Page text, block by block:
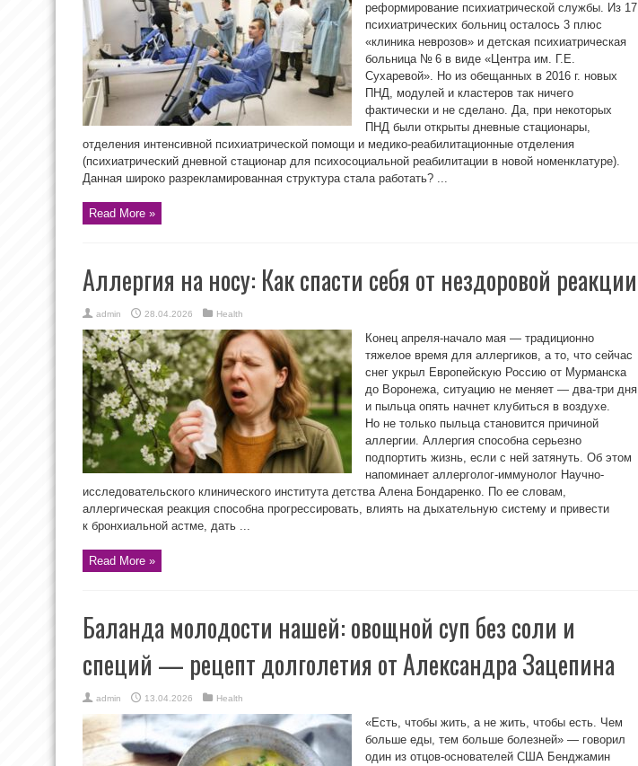
реформирование психиатрической службы. Из 17
психиатрических больниц осталось 3 плюс
«клиника неврозов» и детская психиатрическая
больница № 6 в виде «Центра им. Г.Е.
Сухаревой». Но из обещанных в 2016 г. новых
ПНД, модулей и кластеров так ничего
фактически и не сделано. Да, при некоторых
ПНД были открыты дневные стационары,
отделения интенсивной психиатрической помощи и медико-реабилитационные отделения
(психиатрический дневной стационар для психосоциальной реабилитации в новой номенклатуре).
Данная широко разрекламированная структура стала работать? ...
Read More »
Аллергия на носу: Как спасти себя от нездоровой реакции
admin 28.04.2026 Health
Конец апреля-начало мая — традиционно
тяжелое время для аллергиков, а то, что сейчас
снег укрыл Европейскую Россию от Мурманска
до Воронежа, ситуацию не меняет — два-три дня
и пыльца опять начнет клубиться в воздухе.
Но не только пыльца становится причиной
аллергии. Аллергия способна серьезно
подпортить жизнь, если с ней затянуть. Об этом
напоминает аллерголог-иммунолог Научно-
исследовательского клинического института детства Алена Бондаренко. По ее словам,
аллергическая реакция способна прогрессировать, влиять на дыхательную систему и привести
к бронхиальной астме, дать ...
Read More »
Баланда молодости нашей: овощной суп без соли и
специй — рецепт долголетия от Александра Зацепина
admin 13.04.2026 Health
«Есть, чтобы жить, а не жить, чтобы есть. Чем
больше еды, тем больше болезней» — говорил
один из отцов-основателей США Бенджамин